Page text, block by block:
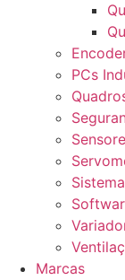
PCs
Marcas